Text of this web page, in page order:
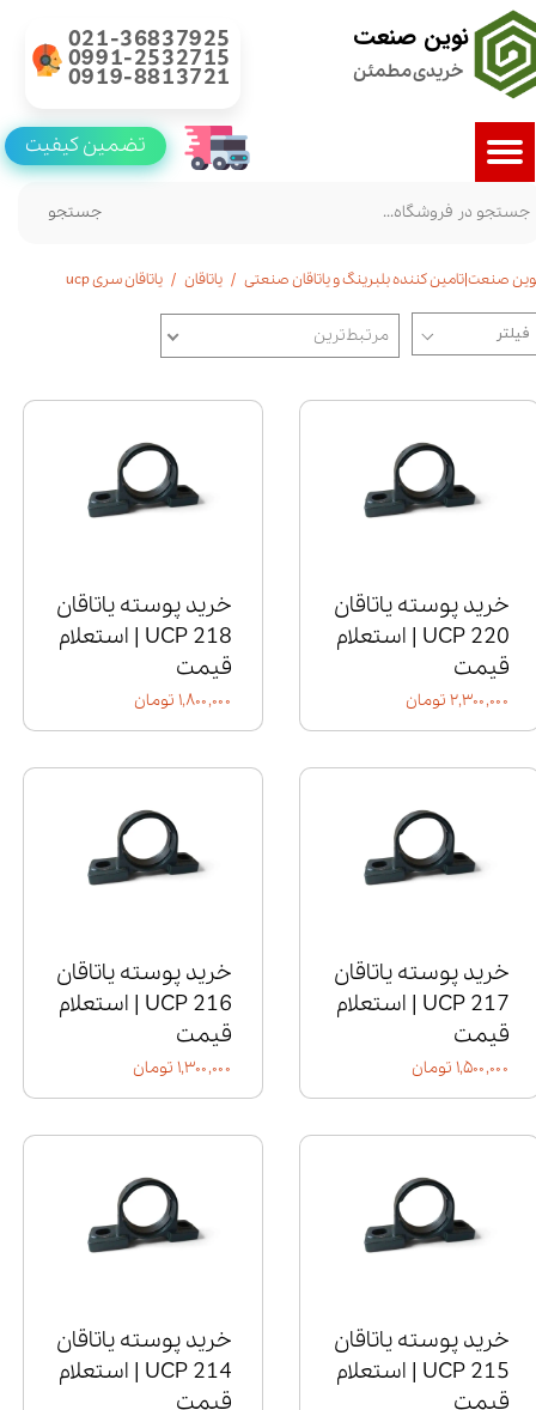
نوین صنعت
خریدی مطمئن
021-36837925
0991-2532715
0919-8813721
جستجو
تضمین کیفیت
صنعت|تامین کننده بلبرینگ و یاتاقان صنعتی یاتاقان یاتاقان سری ucp
مرتبط‌ترین
خرید پوسته یاتاقان
UCP 220 | استعلام
قیمت
۲,۳۰۰,۰۰۰ تومان
خرید پوسته یاتاقان
UCP 218 | استعلام
قیمت
۱,۸۰۰,۰۰۰ تومان
خرید پوسته یاتاقان
UCP 217 | استعلام
قیمت
۱,۵۰۰,۰۰۰ تومان
خرید پوسته یاتاقان
UCP 216 | استعلام
قیمت
۱,۳۰۰,۰۰۰ تومان
خرید پوسته یاتاقان
UCP 215 | استعلام
قیمت
خرید پوسته یاتاقان
UCP 214 | استعلام
قیمت